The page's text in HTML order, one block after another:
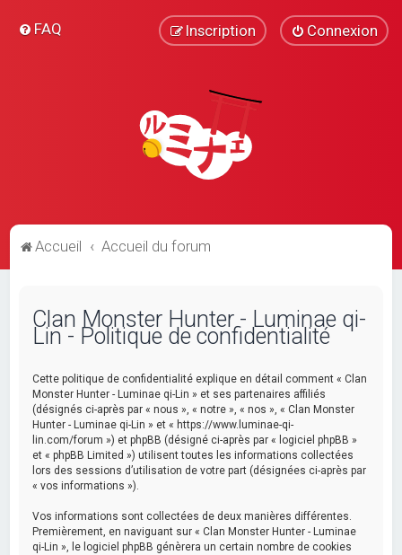
FAQ Connexion
Inscription
Accueil Accueil du forum
Clan Monster Hunter - Luminae qi-
Lin - Politique de confidentialité
Cette politique de confidentialité explique en détail comment « Clan
Monster Hunter - Luminae qi-Lin » et ses partenaires affiliés
(désignés ci-après par « nous », « notre », « nos », « Clan Monster
Hunter - Luminae qi-Lin » et « https://www.luminae-qi-
lin.com/forum ») et phpBB (désigné ci-après par « logiciel phpBB »
et « phpBB Limited ») utilisent toutes les informations collectées
lors des sessions d’utilisation de votre part (désignées ci-après par
« vos informations »).
Vos informations sont collectées de deux manières différentes.
Premièrement, en naviguant sur « Clan Monster Hunter - Luminae
qi-Lin », le logiciel phpBB génèrera un certain nombre de cookies